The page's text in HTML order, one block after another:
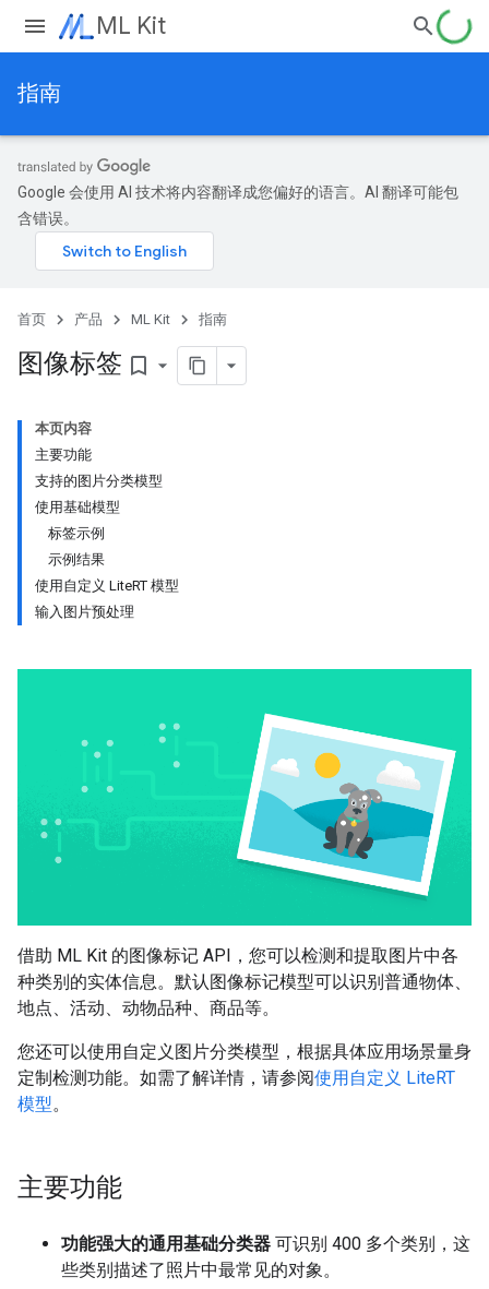
ML Kit
指南
Google 会使用 AI 技术将内容翻译成您偏好的语言。AI 翻译可能包
含错误。
首页 产品 ML Kit 指南
图像标签 bookmark_border
本页内容
主要功能
支持的图片分类模型
使用基础模型
标签示例
示例结果
使用自定义 LiteRT 模型
输入图片预处理
借助 ML Kit 的图像标记 API，您可以检测和提取图片中各
种类别的实体信息。默认图像标记模型可以识别普通物体、
地点、活动、动物品种、商品等。
您还可以使用自定义图片分类模型，根据具体应用场景量身
定制检测功能。如需了解详情，请参阅使用自定义 LiteRT
模型。
主要功能
功能强大的通用基础分类器 可识别 400 多个类别，这
些类别描述了照片中最常见的对象。